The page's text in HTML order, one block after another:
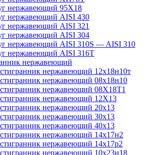
нержавеющий 95Х18
нержавеющий AISI 430
нержавеющий AISI 321
нержавеющий AISI 304
нержавеющий AISI 310S — AISI 310
нержавеющий AISI 316T
нержавеющий
нержавеющий 12х18н10т
нержавеющий 08х18н10
нержавеющий 08Х18Т1
нержавеющий 12Х13
нержавеющий 20х13
нержавеющий 30х13
нержавеющий 40х13
нержавеющий 14х17н2
нержавеющий 14х17р2
нержавеющий 10х23н18